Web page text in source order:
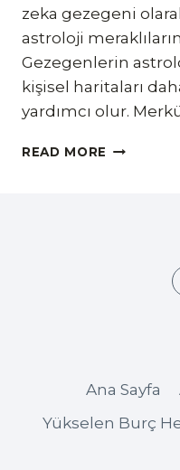
zeka gezegeni
astroloji
Gezegenlerin
kişisel haritaları
yardımcı olur.
READ MORE
Ana Sayfa
Yükselen Burç